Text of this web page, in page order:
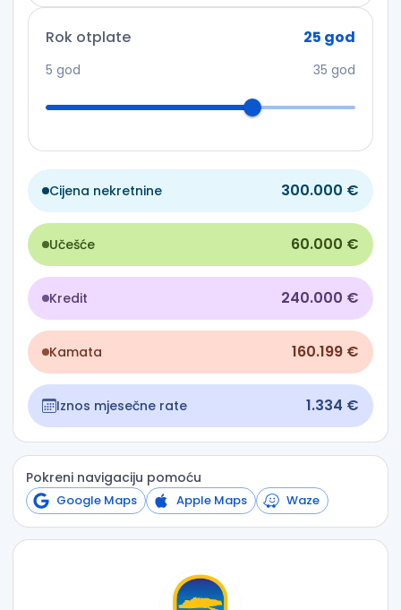
Rok otplate 25 god
5 god 35god
Cijena nekretnine 300.000 €
Učešće 60.000 €
Kredit 240.000 €
Kamata 160.199 €
Iznos mjesečne rate 1.334 €
Pokreni navigaciju pomoću
Google Maps Apple Maps Waze